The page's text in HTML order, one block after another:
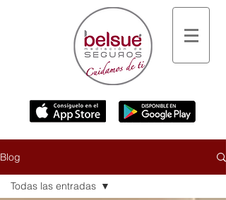
Blog
Todas las entradas